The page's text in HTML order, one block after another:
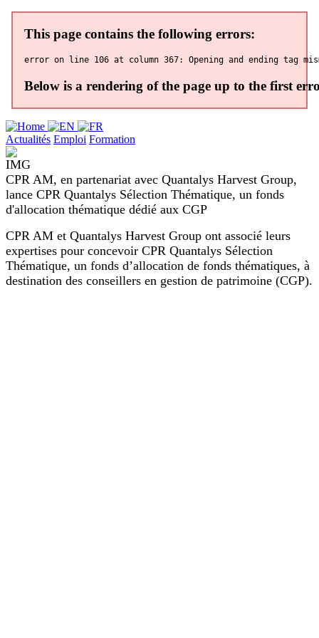
Actualités Emploi Formation
CPR AM, en partenariat avec Quantalys Harvest Group,
lance CPR Quantalys Sélection Thématique, un fonds
d'allocation thématique dédié aux CGP
CPR AM et Quantalys Harvest Group ont associé leurs
expertises pour concevoir CPR Quantalys Sélection
Thématique, un fonds d’allocation de fonds thématiques, à
destination des conseillers en gestion de patrimoine (CGP).